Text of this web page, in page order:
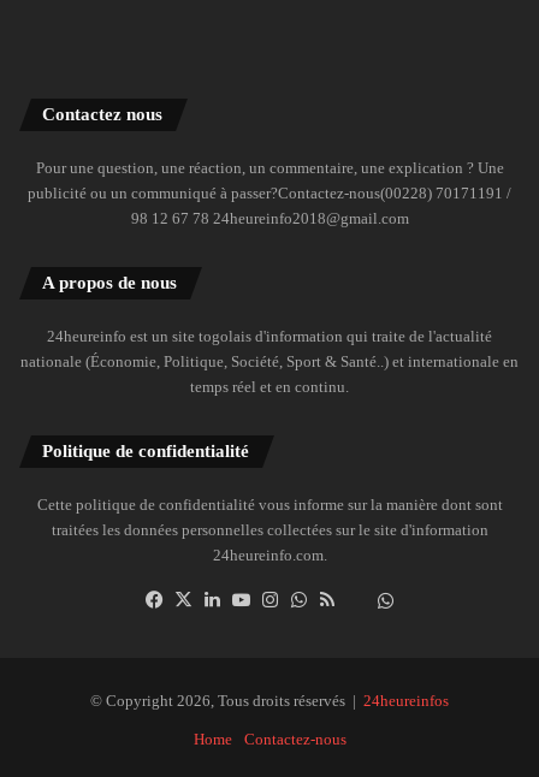
Contactez nous
Pour une question, une réaction, un commentaire, une explication ? Une
publicité ou un communiqué à passer?Contactez-nous(00228) 70171191 /
98 12 67 78 24heureinfo2018@gmail.com
A propos de nous
24heureinfo est un site togolais d'information qui traite de l'actualité
nationale (Économie, Politique, Société, Sport & Santé..) et internationale en
temps réel et en continu.
Politique de confidentialité
Cette politique de confidentialité vous informe sur la manière dont sont
traitées les données personnelles collectées sur le site d'information
24heureinfo.com.
Facebook
X LinkedinYouTubeInstagramWhatsAppDailymotion
© Copyright 2026, Tous droits réservés | 24heureinfos
Home Contactez-nous